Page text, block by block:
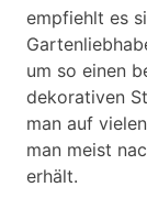
empfiehlt es
um so einen
dekorativen
man auf
man meist
erhält.